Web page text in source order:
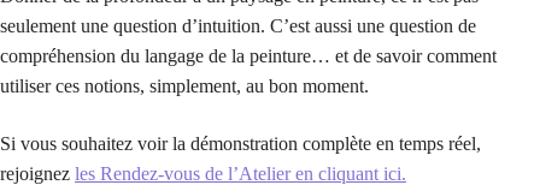
seulement une question d’intuition. C’est aussi une question de
compréhension du langage de la peinture… et de savoir comment
utiliser ces notions, simplement, au bon moment.
Si vous souhaitez voir la démonstration complète en temps réel,
rejoignez les Rendez-vous de l’Atelier en cliquant ici.